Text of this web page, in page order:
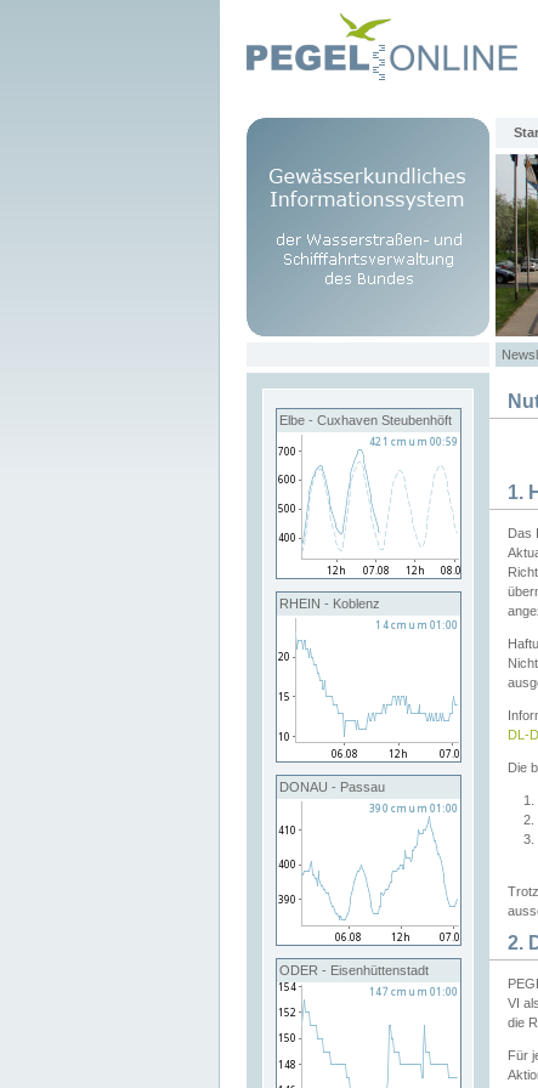
Elbe - Cuxhaven Steubenhöft
RHEIN - Koblenz
DONAU - Passau
ODER - Eisenhüttenstadt
1.
Das
DL-
Die
2.
VI
die
Für